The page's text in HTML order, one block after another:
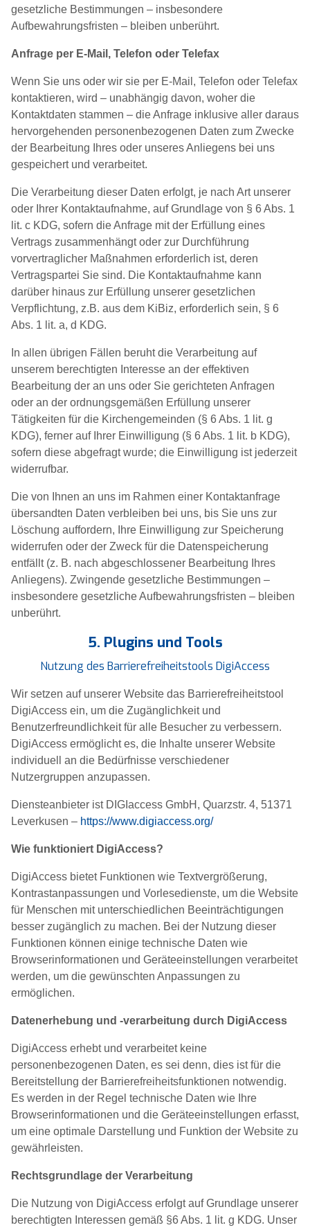
gesetzliche Bestimmungen – insbesondere
Aufbewahrungsfristen – bleiben unberührt.
Anfrage per E-Mail, Telefon oder Telefax
Wenn Sie uns oder wir sie per E-Mail, Telefon oder Telefax
kontaktieren, wird – unabhängig davon, woher die
Kontaktdaten stammen – die Anfrage inklusive aller daraus
hervorgehenden personenbezogenen Daten zum Zwecke
der Bearbeitung Ihres oder unseres Anliegens bei uns
gespeichert und verarbeitet.
Die Verarbeitung dieser Daten erfolgt, je nach Art unserer
oder Ihrer Kontaktaufnahme, auf Grundlage von § 6 Abs. 1
lit. c KDG, sofern die Anfrage mit der Erfüllung eines
Vertrags zusammenhängt oder zur Durchführung
vorvertraglicher Maßnahmen erforderlich ist, deren
Vertragspartei Sie sind. Die Kontaktaufnahme kann
darüber hinaus zur Erfüllung unserer gesetzlichen
Verpflichtung, z.B. aus dem KiBiz, erforderlich sein, § 6
Abs. 1 lit. a, d KDG.
In allen übrigen Fällen beruht die Verarbeitung auf
unserem berechtigten Interesse an der effektiven
Bearbeitung der an uns oder Sie gerichteten Anfragen
oder an der ordnungsgemäßen Erfüllung unserer
Tätigkeiten für die Kirchengemeinden (§ 6 Abs. 1 lit. g
KDG), ferner auf Ihrer Einwilligung (§ 6 Abs. 1 lit. b KDG),
sofern diese abgefragt wurde; die Einwilligung ist jederzeit
widerrufbar.
Die von Ihnen an uns im Rahmen einer Kontaktanfrage
übersandten Daten verbleiben bei uns, bis Sie uns zur
Löschung auffordern, Ihre Einwilligung zur Speicherung
widerrufen oder der Zweck für die Datenspeicherung
entfällt (z. B. nach abgeschlossener Bearbeitung Ihres
Anliegens). Zwingende gesetzliche Bestimmungen –
insbesondere gesetzliche Aufbewahrungsfristen – bleiben
unberührt.
5. Plugins und Tools
Nutzung des Barrierefreiheitstools DigiAccess
Wir setzen auf unserer Website das Barrierefreiheitstool
DigiAccess ein, um die Zugänglichkeit und
Benutzerfreundlichkeit für alle Besucher zu verbessern.
DigiAccess ermöglicht es, die Inhalte unserer Website
individuell an die Bedürfnisse verschiedener
Nutzergruppen anzupassen.
Diensteanbieter ist DIGIaccess GmbH, Quarzstr. 4, 51371
Leverkusen – https://www.digiaccess.org/
Wie funktioniert DigiAccess?
DigiAccess bietet Funktionen wie Textvergrößerung,
Kontrastanpassungen und Vorlesedienste, um die Website
für Menschen mit unterschiedlichen Beeinträchtigungen
besser zugänglich zu machen. Bei der Nutzung dieser
Funktionen können einige technische Daten wie
Browserinformationen und Geräteeinstellungen verarbeitet
werden, um die gewünschten Anpassungen zu
ermöglichen.
Datenerhebung und -verarbeitung durch DigiAccess
DigiAccess erhebt und verarbeitet keine
personenbezogenen Daten, es sei denn, dies ist für die
Bereitstellung der Barrierefreiheitsfunktionen notwendig.
Es werden in der Regel technische Daten wie Ihre
Browserinformationen und die Geräteeinstellungen erfasst,
um eine optimale Darstellung und Funktion der Website zu
gewährleisten.
Rechtsgrundlage der Verarbeitung
Die Nutzung von DigiAccess erfolgt auf Grundlage unserer
berechtigten Interessen gemäß §6 Abs. 1 lit. g KDG. Unser